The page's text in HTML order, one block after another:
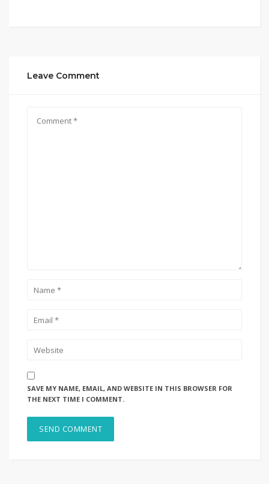
Leave Comment
SAVE MY NAME, EMAIL, AND WEBSITE IN THIS BROWSER FOR
THE NEXT TIME I COMMENT.